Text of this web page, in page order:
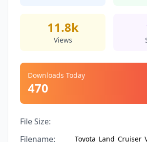
11.8k
Views
Downloads Today
470
File Size:
Filename: